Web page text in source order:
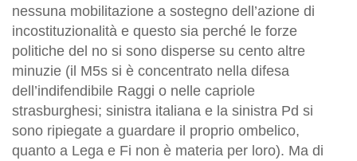
nessuna mobilitazione a sostegno dell’azione di
incostituzionalità e questo sia perché le forze
politiche del no si sono disperse su cento altre
minuzie (il M5s si è concentrato nella difesa
dell’indifendibile Raggi o nelle capriole
strasburghesi; sinistra italiana e la sinistra Pd si
sono ripiegate a guardare il proprio ombelico,
quanto a Lega e Fi non è materia per loro). Ma di